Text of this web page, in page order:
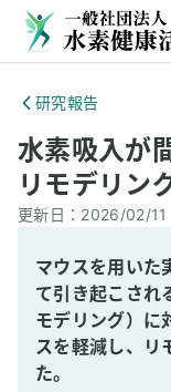
研究報告
水素吸入が
リモデリン
更新日： 2026/02/11
マウスを用いた
て引き起こされ
モデリング）に
スを軽減し、リ
た。